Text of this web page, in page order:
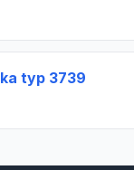
typ 3739